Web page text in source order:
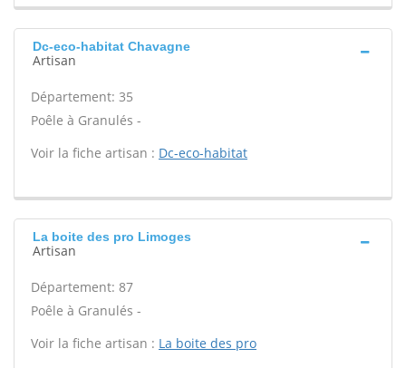
Dc-eco-habitat Chavagne
Artisan
Département: 35
Poêle à Granulés -
Voir la fiche artisan : Dc-eco-habitat
La boite des pro Limoges
Artisan
Département: 87
Poêle à Granulés -
Voir la fiche artisan : La boite des pro